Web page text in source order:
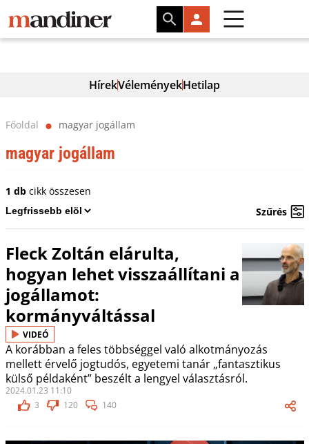
HírekVéleményekHetilap
Főoldal ⬤ magyar jogállam
magyar jogállam
1 dbcikk összesen
Szűrés
Fleck Zoltán elárulta,
hogyan lehet visszaállítani a
jogállamot:
kormányváltással
VIDEÓ
A korábban a feles többséggel való alkotmányozás
mellett érvelő jogtudós, egyetemi tanár „fantasztikus
külső példaként” beszélt a lengyel választásról.
2024.01.23 11:10
3
120 140